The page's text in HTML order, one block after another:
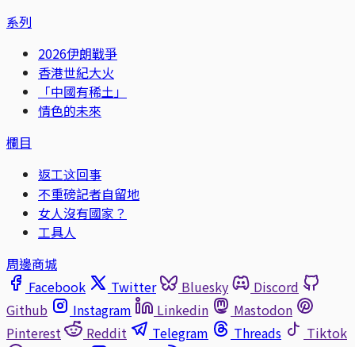
系列
2026伊朗戰爭
香港世紀大火
「中國有稀土」
情色的未來
欄目
返工这回事
不重磅記者自留地
女人沒有國家？
工具人
周邊商城
Facebook
Twitter Bluesky
Discord
Github
Instagram Linkedin
Mastodon
Pinterest
Reddit Telegram Threads
Tiktok